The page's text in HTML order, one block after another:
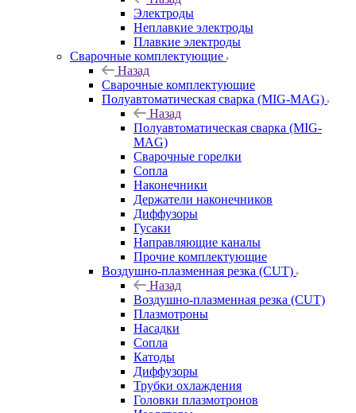
Электроды
Неплавкие электроды
Плавкие электроды
Сварочные комплектующие
Назад
Сварочные комплектующие
Полуавтоматическая сварка (MIG-MAG)
Назад
Полуавтоматическая сварка (MIG-
MAG)
Сварочные горелки
Сопла
Наконечники
Держатели наконечников
Диффузоры
Гусаки
Направляющие каналы
Прочие комплектующие
Воздушно-плазменная резка (CUT)
Назад
Воздушно-плазменная резка (CUT)
Плазмотроны
Насадки
Сопла
Катоды
Диффузоры
Трубки охлаждения
Головки плазмотронов